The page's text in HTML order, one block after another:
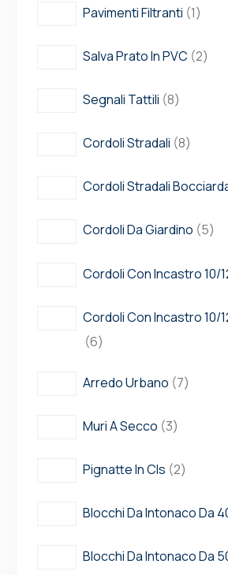
Pavimenti Filtranti 1
Salva Prato In PVC 2
Segnali Tattili 8
Cordoli Stradali 8
Cordoli Stradali
Cordoli Da Giardino 5
Cordoli Con Incastro 10/
Cordoli Con Incastro 10/
6
Arredo Urbano 7
Muri A Secco 3
Pignatte In Cls 2
Blocchi Da Intonaco Da
Blocchi Da Intonaco Da